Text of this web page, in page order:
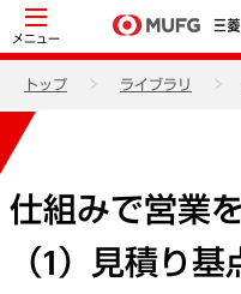
メニュー
トップ ライブラリ
仕組みで営業
（1）見積り